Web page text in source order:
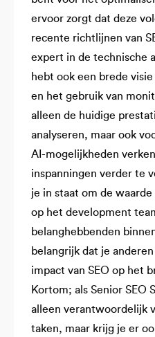
ervoor zorgt dat deze
recente richtlijnen van
expert in de technische
hebt ook een brede
en het gebruik van
alleen de huidige
analyseren, maar ook
AI-mogelijkheden
inspanningen verder te
je in staat om de
op het development
belanghebbenden
belangrijk dat je
impact van SEO op het
Kortom; als Senior SEO
alleen verantwoordelijk
taken, maar krijg je er